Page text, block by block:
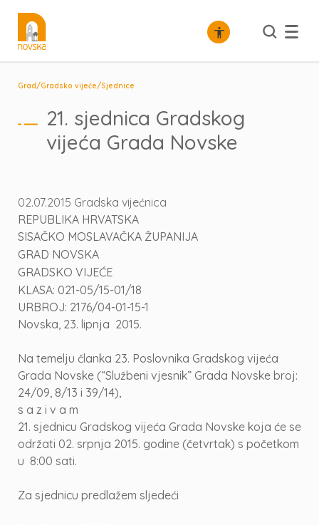
Grad/Gradsko vijeće/Sjednice
21. sjednica Gradskog
vijeća Grada Novske
02.07.2015 Gradska vijećnica
REPUBLIKA HRVATSKA
SISAČKO MOSLAVAČKA ŽUPANIJA
GRAD NOVSKA
GRADSKO VIJEĆE
KLASA: 021-05/15-01/18
URBROJ: 2176/04-01-15-1
Novska, 23. lipnja 2015.
Na temelju članka 23. Poslovnika Gradskog vijeća
Grada Novske (“Službeni vjesnik” Grada Novske broj:
24/09, 8/13 i 39/14),
s a z i v a m
21. sjednicu Gradskog vijeća Grada Novske koja će se
održati 02. srpnja 2015. godine (četvrtak) s početkom
u 8:00 sati.
Za sjednicu predlažem sljedeći